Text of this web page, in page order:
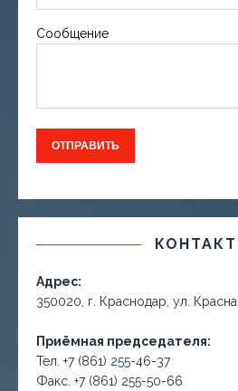
Сообщение
Адрес:
350020, г. Краснодар, ул.
Приёмная председателя:
Тел. +7 (861) 255-46-37
Факс. +7 (861) 255-50-66